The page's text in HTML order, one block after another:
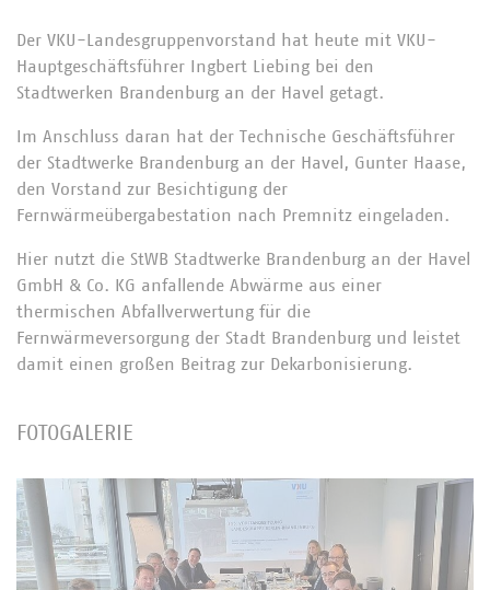
Der VKU-Landesgruppenvorstand hat heute mit VKU-
Hauptgeschäftsführer Ingbert Liebing bei den
Stadtwerken Brandenburg an der Havel getagt.
Im Anschluss daran hat der Technische Geschäftsführer
der Stadtwerke Brandenburg an der Havel, Gunter Haase,
den Vorstand zur Besichtigung der
Fernwärmeübergabestation nach Premnitz eingeladen.
Hier nutzt die StWB Stadtwerke Brandenburg an der Havel
GmbH & Co. KG anfallende Abwärme aus einer
thermischen Abfallverwertung für die
Fernwärmeversorgung der Stadt Brandenburg und leistet
damit einen großen Beitrag zur Dekarbonisierung.
FOTOGALERIE